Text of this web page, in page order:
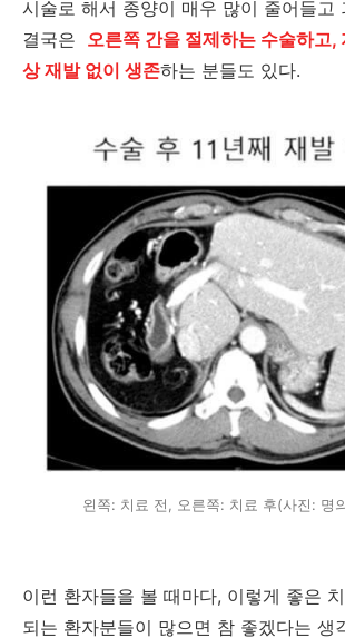
시술로 해서 종양이 매우 많이 줄어들고
결국은 오른쪽 간을 절제하는 수술하고,
상 재발 없이 생존하는 분들도 있다.
왼쪽: 치료 전, 오른쪽: 치료 후(사진: 명
이런 환자들을 볼 때마다, 이렇게 좋은
되는 환자분들이 많으면 참 좋겠다는 생